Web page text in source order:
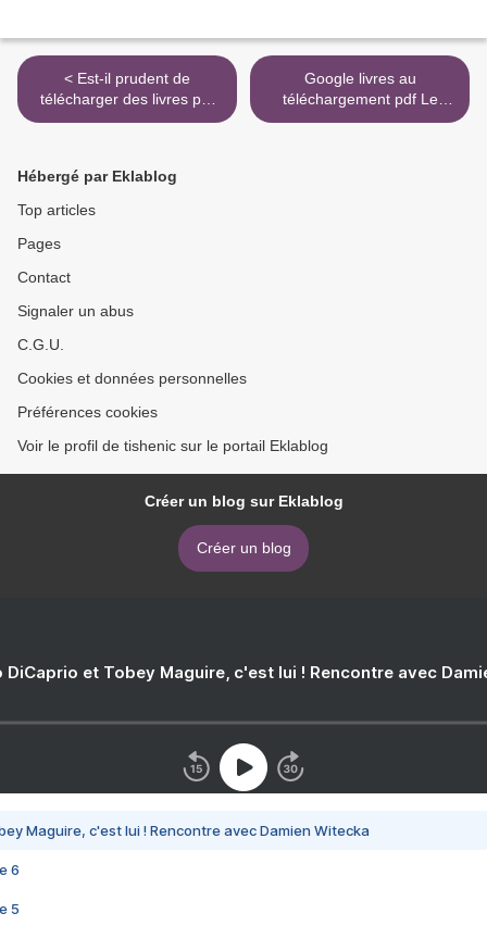
< Est-il prudent de
télécharger des livres pdf
Au coeur des émotions de
pleurs par Isabelle Filliozat
9782501135429
Google livres au
téléchargement pdf Le
dernier secret du Vatican >
Hébergé par Eklablog
Top articles
Pages
Contact
Signaler un abus
C.G.U.
Cookies et données personnelles
Préférences cookies
Voir le profil de tishenic sur le portail Eklablog
Créer un blog sur Eklablog
Créer un blog
DiCaprio et Tobey Maguire, c'est lui ! Rencontre avec
Maguire, c'est lui ! Rencontre avec Damien Witecka
6
5